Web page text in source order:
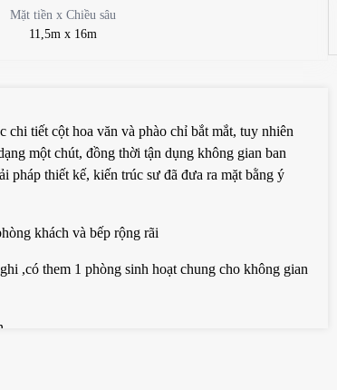
Mặt tiền x Chiều sâu
11,5m x 16m
tiết cột hoa văn và phào chỉ bắt mắt, tuy nhiên
một chút, đồng thời tận dụng không gian ban
pháp thiết kế, kiến trúc sư đã đưa ra mặt bằng ý
khách và bếp rộng rãi
,có them 1 phòng sinh hoạt chung cho không gian